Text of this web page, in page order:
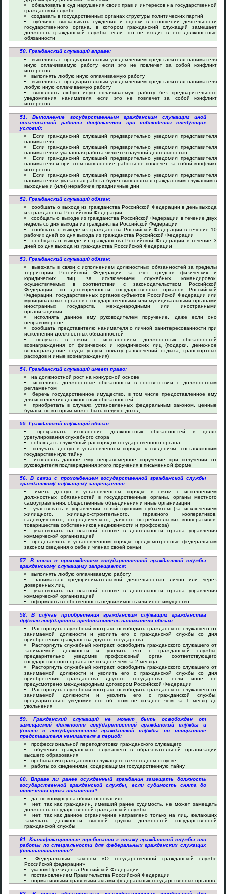
обжаловать в суд нарушения своих прав и интересов на государственной
гражданской службе
создавать в государственных органах структуры политических партий
публично высказывать суждения и оценки в отношении деятельности
государственного органа, в котором гражданский служащий замещает
должность гражданской службы, если это не входит в его должностные
обязанности
50. Гражданский служащий вправе:
выполнять с предварительным уведомлением представителя нанимателя
иную оплачиваемую работу, если это не повлечет за собой конфликт
интересов
выполнять любую иную оплачиваемую работу
выполнять с предварительным уведомлением представителя нанимателя
любую иную оплачиваемую работу
выполнять любую иную оплачиваемую работу без предварительного
уведомления нанимателя, если это не повлечет за собой конфликт
интересов
51. Выполнение государственным гражданским служащим иной
оплачиваемой работы допускается при соблюдении следующих
условий:
Если гражданский служащий предварительно уведомил представителя
нанимателя
Если гражданский служащий предварительно уведомил представителя
нанимателя и указанная работа является научной деятельностью
Если гражданский служащий предварительно уведомил представителя
нанимателя и при этом выполнение работы не повлечет за собой конфликт
интересов
Если гражданский служащий предварительно уведомил представителя
нанимателя и указанная работа будет выполняться гражданским служащим в
выходные и (или) нерабочие праздничные дни
52. Гражданский служащий обязан:
сообщать о выходе из гражданства Российской Федерации в день выхода
из гражданства Российской Федерации
сообщать о выходе из гражданства Российской Федерации в течение двух
недель со дня выхода из гражданства Российской Федерации
сообщать о выходе из гражданства Российской Федерации в течение 10
рабочих дней со дня выхода из гражданства Российской Федерации
сообщать о выходе из гражданства Российской Федерации в течение 3
дней со дня выхода из гражданства Российской Федерации
53. Гражданский служащий обязан:
выезжать в связи с исполнением должностных обязанностей за пределы
территории Российской Федерации за счет средств физических и
юридических лиц, за исключением служебных командировок,
осуществляемых в соответствии с законодательством Российской
Федерации, по договоренности государственных органов Российской
Федерации, государственных органов субъектов Российской Федерации или
муниципальных органов с государственными или муниципальными органами
иностранных государств, международными или иностранными
организациями
исполнять данное ему руководителем поручение, даже если оно
неправомерное
сообщать представителю нанимателя о личной заинтересованности при
исполнении должностных обязанностей
получать в связи с исполнением должностных обязанностей
вознаграждения от физических и юридических лиц (подарки, денежное
вознаграждение, ссуды, услуги, оплату развлечений, отдыха, транспортных
расходов и иные вознаграждения)
54. Гражданский служащий имеет право:
на должностной рост на конкурсной основе
исполнять должностные обязанности в соответствии с должностным
регламентом
беречь государственное имущество, в том числе предоставленное ему
для исполнения должностных обязанностей
приобретать в случаях, установленных федеральным законом, ценные
бумаги, по которым может быть получен доход
55. Гражданский служащий обязан:
прекращать исполнение должностных обязанностей в целях
урегулирования служебного спора
соблюдать служебный распорядок государственного органа
получать доступ в установленном порядке к сведениям, составляющим
государственную тайну
исполнять данное ему неправомерное поручение при получении от
руководителя подтверждения этого поручения в письменной форме
56. В связи с прохождением государственной гражданской службы
гражданскому служащему запрещается:
иметь доступ в установленном порядке в связи с исполнением
должностных обязанностей в государственные органы, органы местного
самоуправления, общественные объединения и иные организации
участвовать в управлении хозяйствующим субъектом (за исключением
жилищного, жилищно-строительного, гаражного кооперативов,
садоводческого, огороднического, дачного потребительских кооперативов,
товарищества собственников недвижимости и профсоюза)
участвовать на платной основе в деятельности органа управления
коммерческой организацией
представлять в установленном порядке предусмотренные федеральным
законом сведения о себе и членах своей семьи
57. В связи с прохождением государственной гражданской службы
гражданскому служащему запрещается:
выполнять любую оплачиваемую работу
заниматься предпринимательской деятельностью лично или через
доверенных лиц
участвовать на платной основе в деятельности органа управления
коммерческой организацией
оформлять в собственность недвижимость или иное имущество
58. В случае приобретения гражданским служащим гражданства
другого государства представитель нанимателя обязан:
Расторгнуть служебный контракт, освободить гражданского служащего от
занимаемой должности и уволить его с гражданской службы со дня
приобретения гражданства другого государства
Расторгнуть служебный контракт, освободить гражданского служащего от
занимаемой должности и уволить его с гражданской службы,
предварительно уведомив профсоюзный орган соответствующего
государственного органа не позднее чем за 2 месяца
Расторгнуть служебный контракт, освободить гражданского служащего от
занимаемой должности и уволить его с гражданской службы со дня
приобретения гражданства другого государства, если иное не
предусмотрено международным договором Российской Федерации
Расторгнуть служебный контракт, освободить гражданского служащего от
занимаемой должности и уволить его с гражданской службы,
предварительно уведомив его об этом не позднее чем за 1 месяц до
увольнения
59. Гражданский служащий не может быть освобожден от
замещаемой должности государственной гражданской службы и
уволен с государственной гражданской службы по инициативе
представителя нанимателя в период:
профессиональной переподготовки гражданского служащего
обучения гражданского служащего в образовательной организации
высшего образования
пребывания гражданского служащего в ежегодном отпуске
работы со сведениями, содержащими государственную тайну
60. Вправе ли ранее осужденный гражданин замещать должность
государственной гражданской службы, если судимость снята до
истечения срока погашения?
да, по конкурсу на общих основаниях
нет, так как гражданин, имевший ранее судимость, не может замещать
должность государственной гражданской службы
нет, так как данное ограничение направлено только на лиц, желающих
замещать должности высшей группы должностей государственной
гражданской службы
61. Квалификационные требования к стажу гражданской службы или
работы по специальности для федеральных гражданских служащих
устанавливаются?
Федеральным законом «О государственной гражданской службе
Российской федерации»
указом Президента Российской Федерации
постановлением Правительства Российской Федерации
нормативными правовыми актами федеральных государственных органов